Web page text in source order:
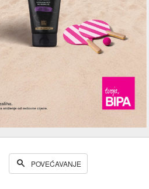
POVEĆAVANJE